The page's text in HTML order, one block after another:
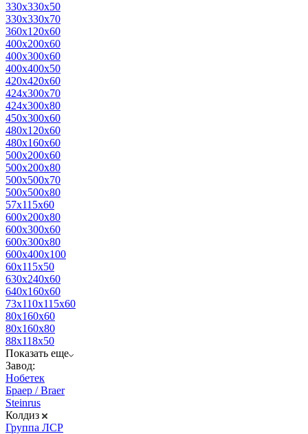
330х330х50
330х330х70
360х120х60
400х200х60
400х300х60
400х400х50
420х420х60
424х300х70
424х300х80
450х300х60
480х120х60
480х160х60
500х200х60
500х200х80
500х500х70
500х500х80
57х115х60
600х200х80
600х300х60
600х300х80
600х400х100
60х115х50
630х240х60
640х160х60
73х110х115х60
80х160х60
80х160х80
88х118х50
Показать еще
Завод:
Нобетек
Браер / Braer
Steinrus
Колдиз
Группа ЛСР